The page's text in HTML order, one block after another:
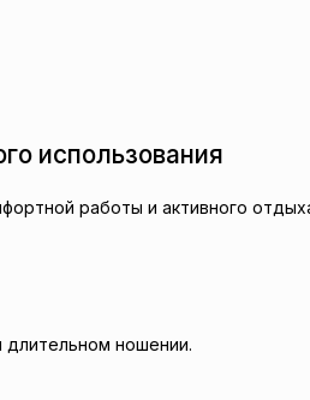
использования
работы и активного
ношении.